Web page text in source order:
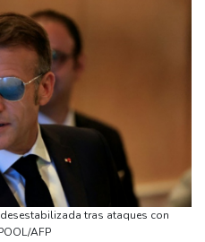
que colaboró con Madonna en
ofensiva en Yemen con
una vacuna ya existente contra
firman un pacto de defensa
diplomáticas tras una
tras ataques con
AFP